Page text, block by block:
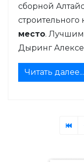
сборной
строительного
место. Лучшим
Дыринг
Читать далее...